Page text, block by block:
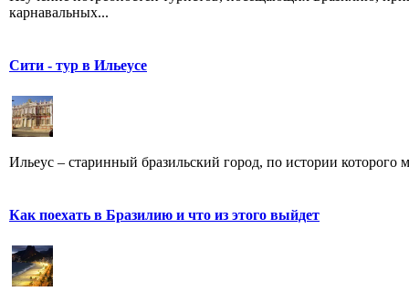
карнавальных...
Сити - тур в Ильеусе
Ильеус – старинный бразильский город, по истории
Как поехать в Бразилию и что из этого выйдет